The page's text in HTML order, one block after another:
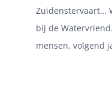
Zuidenstervaart…
bij de
mensen, volgend